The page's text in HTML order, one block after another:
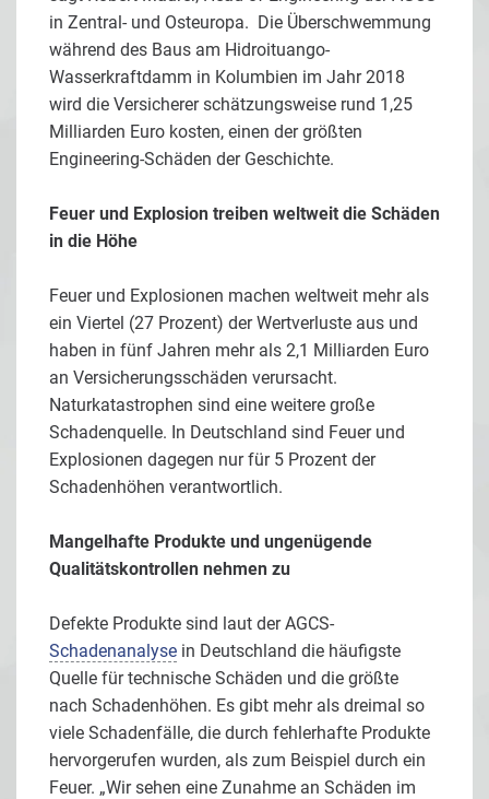
in Zentral- und Osteuropa. Die Überschwemmung
während des Baus am Hidroituango-
Wasserkraftdamm in Kolumbien im Jahr 2018
wird die Versicherer schätzungsweise rund 1,25
Milliarden Euro kosten, einen der größten
Engineering-Schäden der Geschichte.
Feuer und Explosion treiben weltweit die Schäden
in die Höhe
Feuer und Explosionen machen weltweit mehr als
ein Viertel (27 Prozent) der Wertverluste aus und
haben in fünf Jahren mehr als 2,1 Milliarden Euro
an Versicherungsschäden verursacht.
Naturkatastrophen sind eine weitere große
Schadenquelle. In Deutschland sind Feuer und
Explosionen dagegen nur für 5 Prozent der
Schadenhöhen verantwortlich.
Mangelhafte Produkte und ungenügende
Qualitätskontrollen nehmen zu
Defekte Produkte sind laut der AGCS-
Schadenanalyse in Deutschland die häufigste
Quelle für technische Schäden und die größte
nach Schadenhöhen. Es gibt mehr als dreimal so
viele Schadenfälle, die durch fehlerhafte Produkte
hervorgerufen wurden, als zum Beispiel durch ein
Feuer. „Wir sehen eine Zunahme an Schäden im